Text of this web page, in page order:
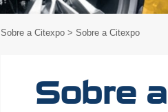
Sobre a Citexpo > Sobre a Citexpo
Sobre